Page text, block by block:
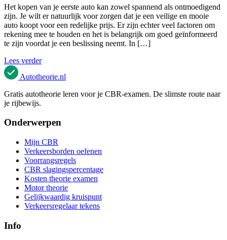
Het kopen van je eerste auto kan zowel spannend als ontmoedigend
zijn. Je wilt er natuurlijk voor zorgen dat je een veilige en mooie
auto koopt voor een redelijke prijs. Er zijn echter veel factoren om
rekening mee te houden en het is belangrijk om goed geïnformeerd
te zijn voordat je een beslissing neemt. In […]
Lees verder
Autotheorie.nl
Gratis autotheorie leren voor je CBR-examen. De slimste route naar
je rijbewijs.
Onderwerpen
Mijn CBR
Verkeersborden oefenen
Voorrangsregels
CBR slagingspercentage
Kosten theorie examen
Motor theorie
Gelijkwaardig kruispunt
Verkeersregelaar tekens
Info